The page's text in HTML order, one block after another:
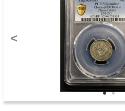
<